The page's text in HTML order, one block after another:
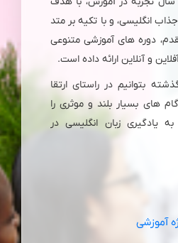
انگلیسی، و با تکیه بر متد
دوره های آموزشی متنوعی
و آنلاین ارائه داده است.
بتوانیم در راستای ارتقا
های بسیار بلند و موثری را
به یادگیری زبان انگلیسی در
آموزشی